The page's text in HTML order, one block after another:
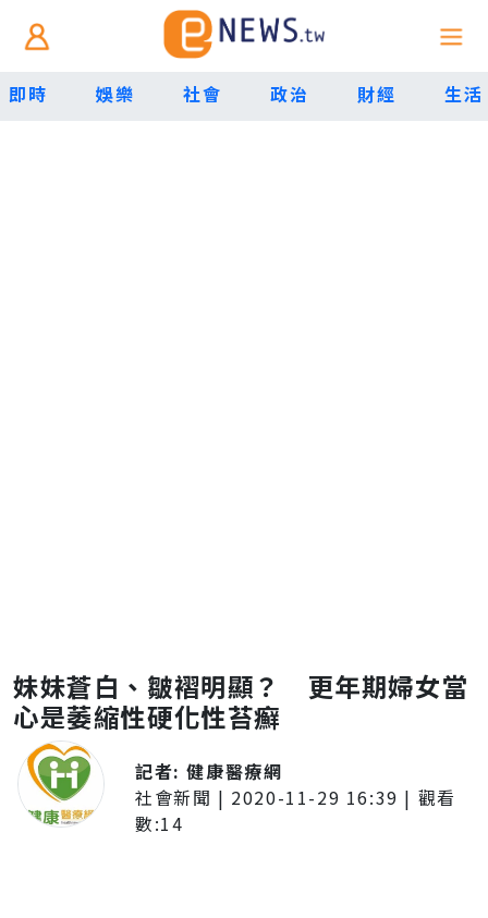
即時 娛樂 社會 政治 財經 生活
妹妹蒼白、皺褶明顯？ 更年期婦女當
心是萎縮性硬化性苔癬
記者:健康醫療網
社會新聞 | 2020-11-29 16:39 | 觀看
數:14